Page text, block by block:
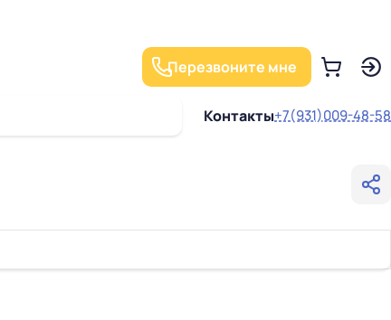
Перезвоните мне
Контакты+7(931)009-48-58